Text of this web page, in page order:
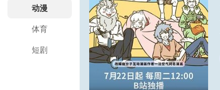
动漫
体育
短剧